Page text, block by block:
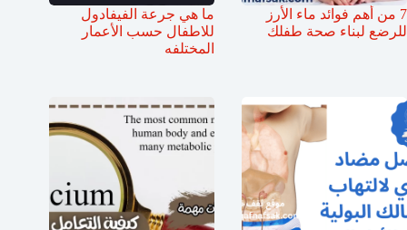
7 من أهم فوائد ماء الأرز
للرضع لبناء صحة طفلك
ما هي جرعة الفيفادول
للاطفال حسب الأعمار
المختلفه